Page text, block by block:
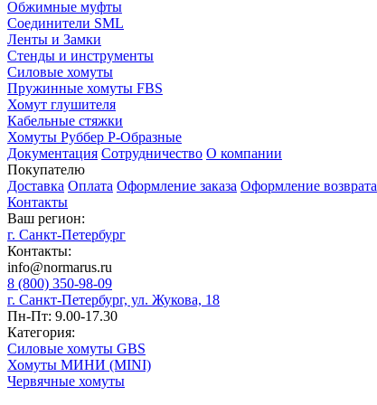
Обжимные муфты
Соединители SML
Ленты и Замки
Стенды и инструменты
Силовые хомуты
Пружинные хомуты FBS
Хомут глушителя
Кабельные стяжки
Хомуты Руббер Р-Образные
Документация Сотрудничество О компании
Покупателю
Доставка Оплата Оформление заказа Оформление возврата
Контакты
Ваш регион:
г. Санкт-Петербург
Контакты:
info@normarus.ru
8 (800) 350-98-09
г. Санкт-Петербург, ул. Жукова, 18
Пн-Пт: 9.00-17.30
Категория:
Силовые хомуты GBS
Хомуты МИНИ (MINI)
Червячные хомуты